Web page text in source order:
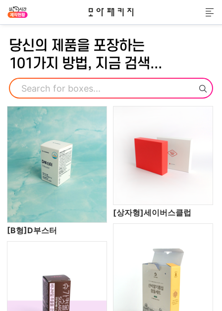
모아패키지
메
당신의 제품을 포장하는
101가지 방법, 지금 검색...
검색
[B형]D부스터
[상자형]세이버스클럽